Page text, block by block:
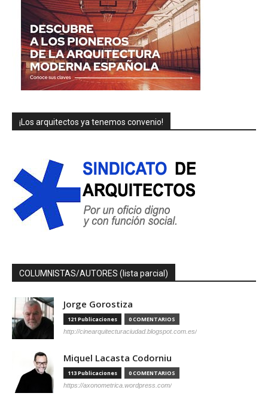
¡Los arquitectos ya tenemos convenio!
COLUMNISTAS/AUTORES (lista parcial)
Jorge Gorostiza
121 Publicaciones 0 COMENTARIOS
http://cinearquitecturaciudad.blogspot.com.es/
Miquel Lacasta Codorniu
113 Publicaciones 0 COMENTARIOS
https://axonometrica.wordpress.com/